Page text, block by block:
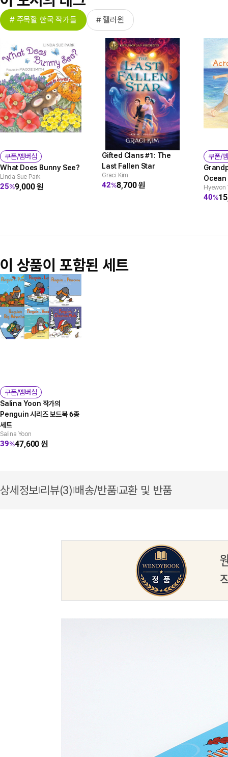
# 주목할 한국 작가들 # 핼러윈
쿠폰/멤버십
What Does Bunny See?
Linda Sue Park
25%9,000원
Gifted Clans #1: The
Last Fallen Star
Graci Kim
42%8,700원
쿠폰/
Ocean
Hyewon
40%
이 상품이 포함된 세트
쿠폰/멤버십
Salina Yoon 작가의
Penguin 시리즈 보드북 6종
세트
Salina Yoon
39%47,600원
상세정보|리뷰(3)|배송/반품|교환 및 반품